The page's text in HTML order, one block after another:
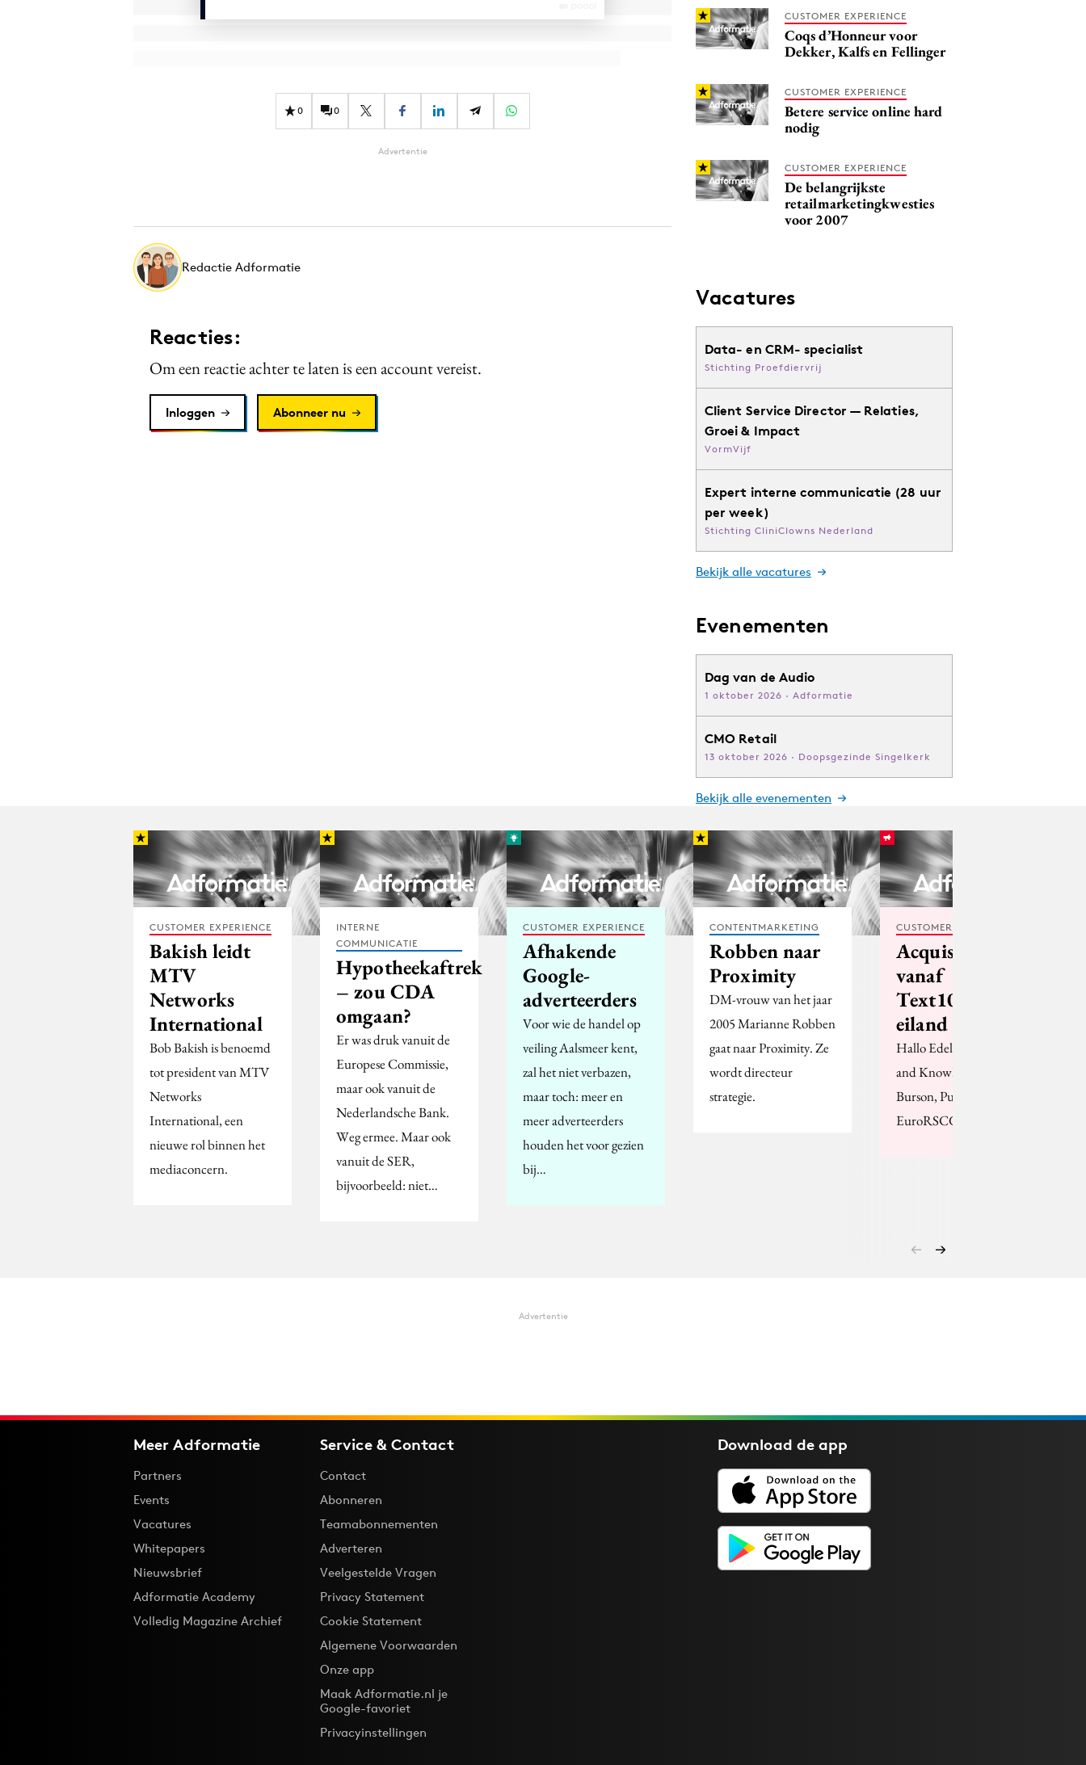
0 0
Advertentie
Redactie Adformatie
Reacties:
Om een reactie achter te laten is een account vereist.
Inloggen Abonneer nu
CUSTOMER EXPERIENCE
Coqs d’Honneur voor
Dekker, Kalfs en Fellinger
CUSTOMER EXPERIENCE
Betere service online hard
nodig
CUSTOMER EXPERIENCE
De belangrijkste
retailmarketingkwesties
voor 2007
Vacatures
Data- en CRM- specialist
Stichting Proefdiervrij
Client Service Director — Relaties,
Groei & Impact
VormVijf
Expert interne communicatie (28 uur
per week)
Stichting CliniClowns Nederland
Bekijk alle vacatures
Evenementen
Dag van de Audio
1 oktober 2026 · Adformatie
CMO Retail
13 oktober 2026 · Doopsgezinde Singelkerk
Bekijk alle evenementen
CUSTOMER EXPERIENCE
Bakish leidt
MTV
Networks
International
Bob Bakish is benoemd
tot president van MTV
Networks
International, een
nieuwe rol binnen het
mediaconcern.
INTERNE
COMMUNICATIE
Hypotheekaftrek
– zou CDA
omgaan?
Er was druk vanuit de
Europese Commissie,
maar ook vanuit de
Nederlandsche Bank.
Weg ermee. Maar ook
vanuit de SER,
bijvoorbeeld: niet…
CUSTOMER EXPERIENCE
Afhakende
Google-
adverteerders
Voor wie de handel op
veiling Aalsmeer kent,
zal het niet verbazen,
maar toch: meer en
meer adverteerders
houden het voor gezien
bij…
CONTENTMARKETING
Robben naar
Proximity
DM-vrouw van het jaar
2005 Marianne Robben
gaat naar Proximity. Ze
wordt directeur
strategie.
CUSTOMER EXPERIENCE
Acquisitie
vanaf
Text100-
eiland
Hallo Edelman, Hill
and Knowlton, Pleon,
Burson, Publicis,
EuroRSCG!
Advertentie
Meer Adformatie
Partners
Events
Vacatures
Whitepapers
Nieuwsbrief
Adformatie Academy
Volledig Magazine Archief
Service & Contact
Contact
Abonneren
Teamabonnementen
Adverteren
Veelgestelde Vragen
Privacy Statement
Cookie Statement
Algemene Voorwaarden
Onze app
Maak Adformatie.nl je
Google-favoriet
Privacyinstellingen
Download deapp